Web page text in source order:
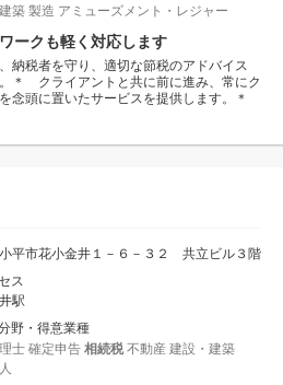
築 製造 アミューズメント・レジャー
ークも軽く対応します
納税者を守り、適切な節税のアドバイス
＊ クライアントと共に前に進み、常にク
念頭に置いたサービスを提供します。＊
平市花小金井１－６－３２ 共立ビル３階
ス
駅
野・得意業種
士 確定申告 相続税 不動産 建設・建築